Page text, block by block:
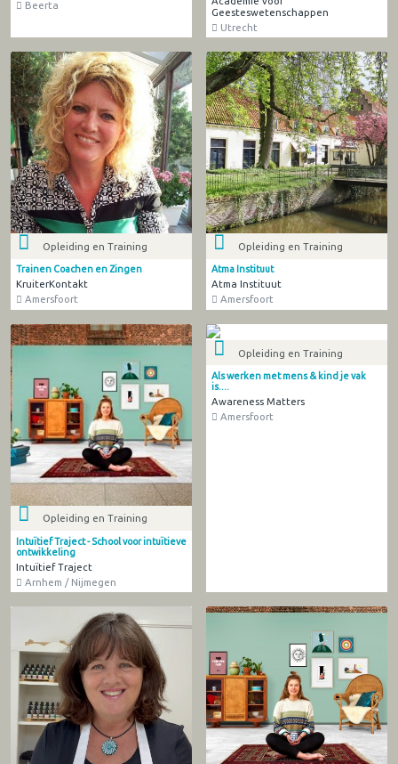
Beerta
Geesteswetenschappen
Utrecht
Opleiding en Training
Trainen Coachen en Zingen
KruiterKontakt
Amersfoort
Opleiding en Training
Atma Instituut
Atma Instituut
Amersfoort
Opleiding en Training
Intuïtief Traject - School voor intuïtieve
ontwikkeling
Intuïtief Traject
Arnhem / Nijmegen
Opleiding en Training
Als werken met mens & kind je vak
is....
Awareness Matters
Amersfoort